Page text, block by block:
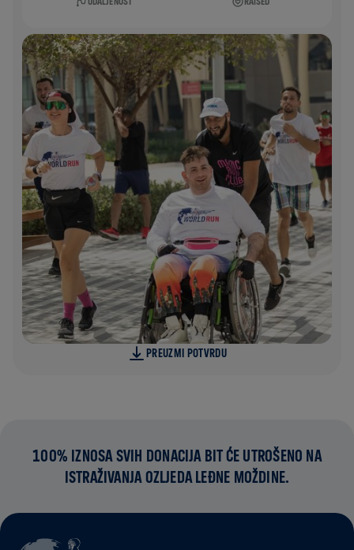
PREUZMI POTVRDU
100% IZNOSA SVIH DONACIJA BIT ĆE UTROŠENO NA
ISTRAŽIVANJA OZLJEDA LEĐNE MOŽDINE.